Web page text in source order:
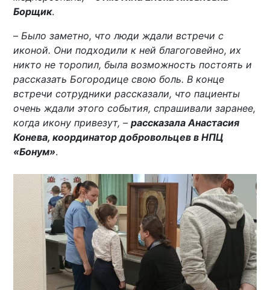
Борщик.
– Было заметно, что люди ждали встречи с
иконой. Они подходили к ней благоговейно, их
никто не торопил, была возможность постоять и
рассказать Богородице свою боль. В конце
встречи сотрудники рассказали, что пациенты
очень ждали этого события, спрашивали заранее,
когда икону привезут, –рассказала Анастасия
Конева, координатор добровольцев в НПЦ
«Бонум».